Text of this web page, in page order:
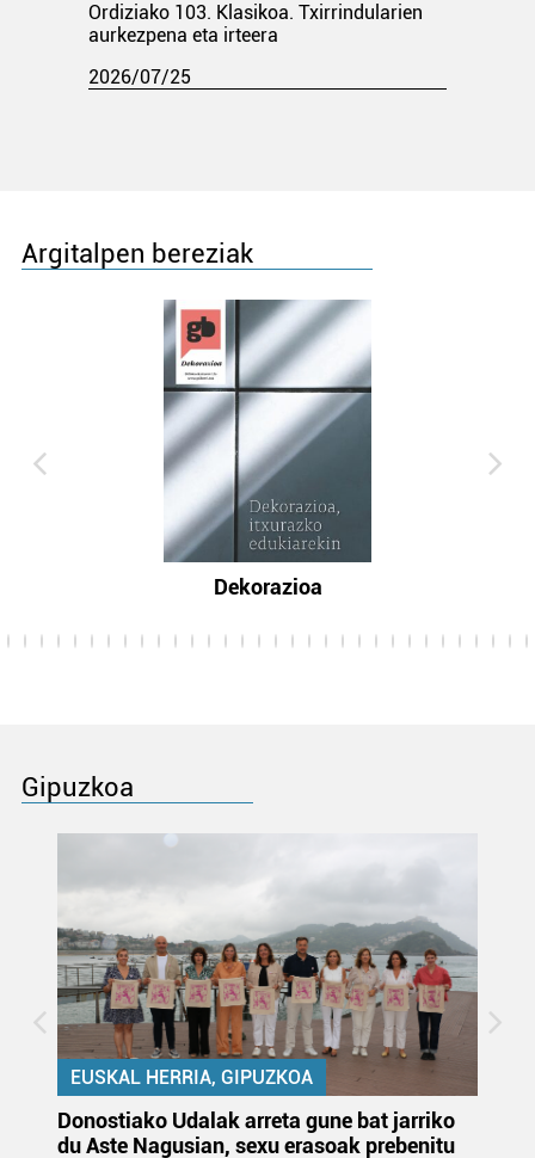
Ordiziako 103. Klasikoa. Txirrindularien
aurkezpena eta irteera
2026/07/25
Argitalpen bereziak
Dekorazioa
Gipuzkoa
EUSKAL HERRIA, GIPUZKOA
Donostiako Udalak arreta gune bat jarriko
du Aste Nagusian, sexu erasoak prebenitu